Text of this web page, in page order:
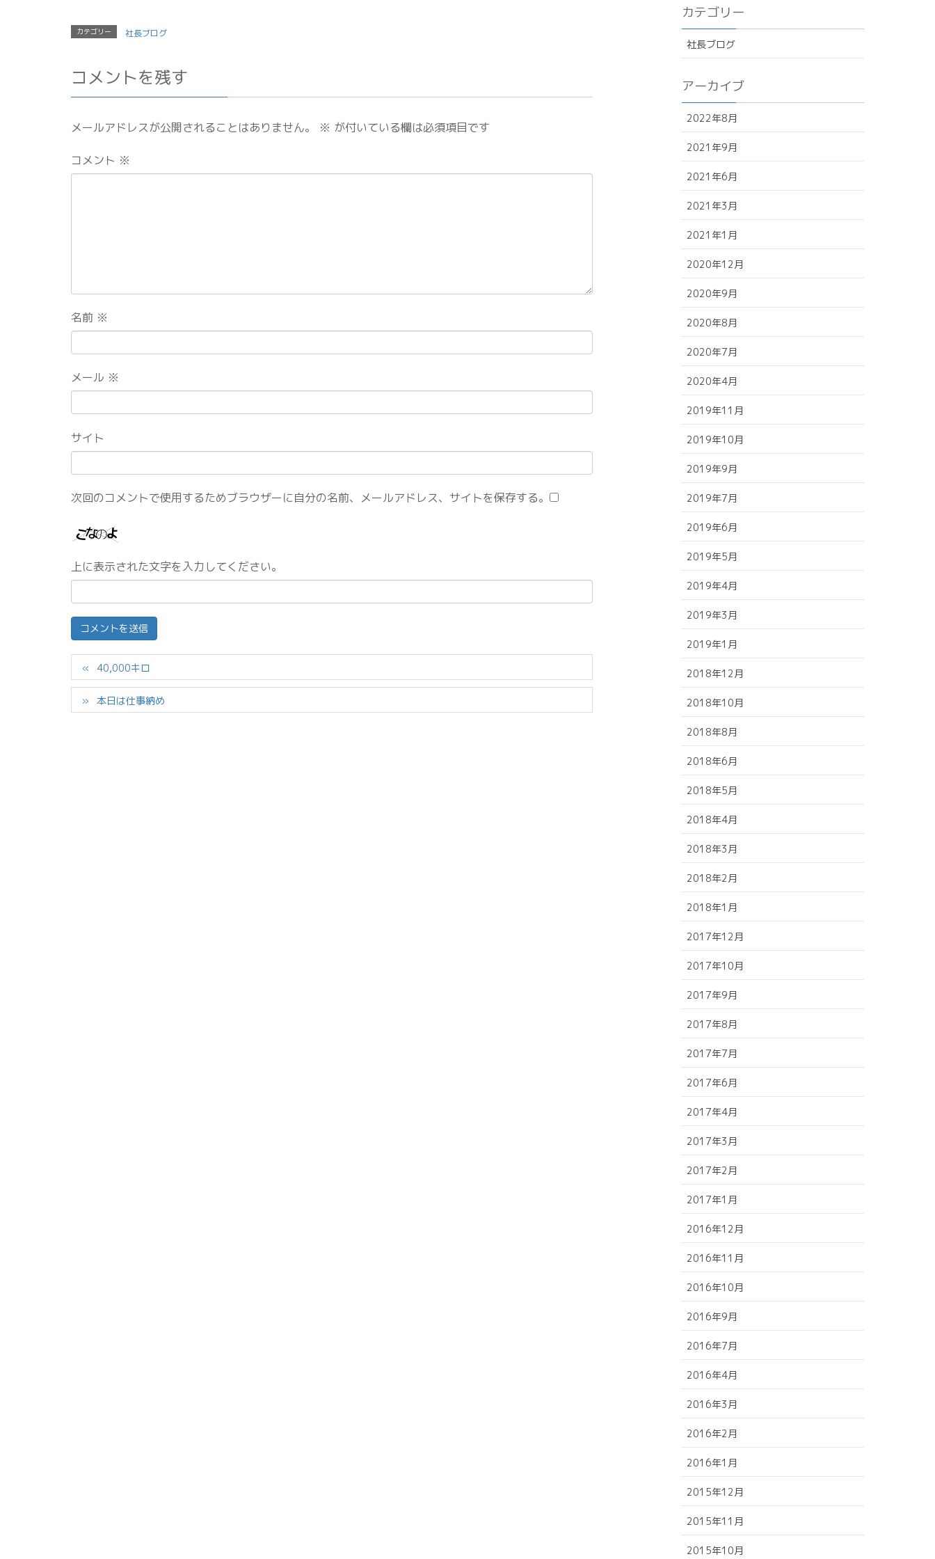
カテゴリー 社長ブログ
コメントを残す
メールアドレスが公開されることはありません。 ※ が付いている欄は必須項目です
コメント ※
名前 ※
メール ※
サイト
次回のコメントで使用するためブラウザーに自分の名前、メールアドレス、サイトを保存する。
上に表示された文字を入力してください。
40,000キロ
本日は仕事納め
カテゴリー
社長ブログ
アーカイブ
2022年8月
2021年9月
2021年6月
2021年3月
2021年1月
2020年12月
2020年9月
2020年8月
2020年7月
2020年4月
2019年11月
2019年10月
2019年9月
2019年7月
2019年6月
2019年5月
2019年4月
2019年3月
2019年1月
2018年12月
2018年10月
2018年8月
2018年6月
2018年5月
2018年4月
2018年3月
2018年2月
2018年1月
2017年12月
2017年10月
2017年9月
2017年8月
2017年7月
2017年6月
2017年4月
2017年3月
2017年2月
2017年1月
2016年12月
2016年11月
2016年10月
2016年9月
2016年7月
2016年4月
2016年3月
2016年2月
2016年1月
2015年12月
2015年11月
2015年10月